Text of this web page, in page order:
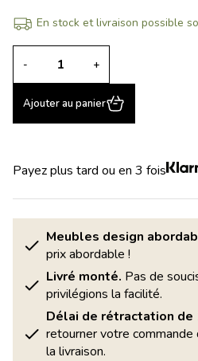
En stock et livraison possible
- +
Ajouter au panier
Payez plus tard ou en 3 fois
Meubles design
prix abordable !
Livré monté. Pas de
privilégions la facilité.
Délai de rétractation de
retourner votre
la livraison.